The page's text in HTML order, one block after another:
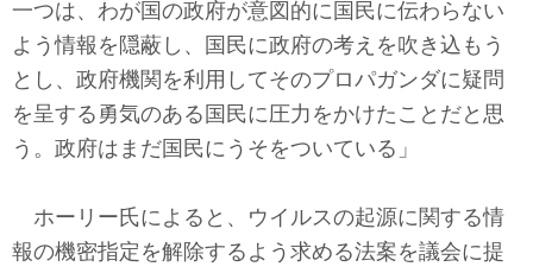
一つは、わが国の政府が意図的に国民に伝わらない
よう情報を隠蔽し、国民に政府の考えを吹き込もう
とし、政府機関を利用してそのプロパガンダに疑問
を呈する勇気のある国民に圧力をかけたことだと思
う。政府はまだ国民にうそをついている」
ホーリー氏によると、ウイルスの起源に関する情
報の機密指定を解除するよう求める法案を議会に提